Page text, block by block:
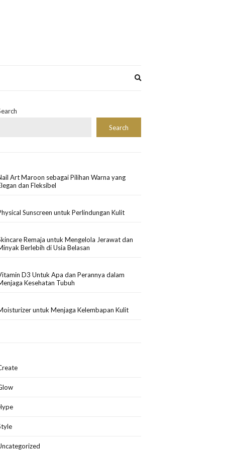
Search
Art Maroon sebagai Pilihan Warna yang
dan Fleksibel
Sunscreen untuk Perlindungan Kulit
Remaja untuk Mengelola Jerawat dan
Berlebih di Usia Belasan
D3 Untuk Apa dan Perannya dalam
Kesehatan Tubuh
untuk Menjaga Kelembapan Kulit